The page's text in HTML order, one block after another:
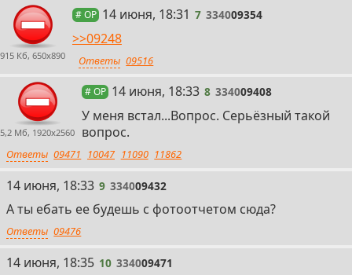
915 Кб, 650x890
# OP 7
14 июня, 18:31 7 334009354
>>09248
Ответы 09516
5,2 Мб, 1920x2560
# OP 8
14 июня, 18:33 8 334009408
У меня встал...Вопрос. Серьёзный такой
вопрос.
Ответы 09471 10047 11090 11862
9
14 июня, 18:33 9 334009432
А ты ебать ее будешь с фотоотчетом сюда?
Ответы 09476
10
14 июня, 18:35 10 334009471